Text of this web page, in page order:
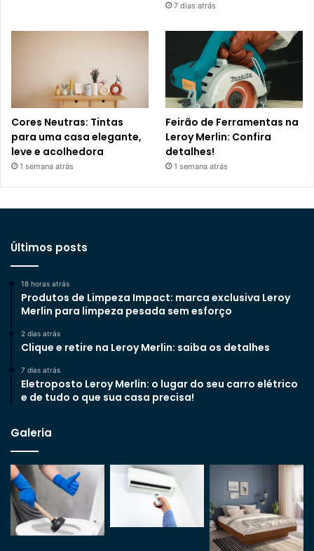
7 dias atrás
Cores Neutras: Tintas
para uma casa elegante,
leve e acolhedora
1 semana atrás
Feirão de Ferramentas na
Leroy Merlin: Confira
detalhes!
1 semana atrás
Últimos posts
18 horas atrás
Produtos de Limpeza Impact: marca exclusiva Leroy
Merlin para limpeza pesada sem esforço
2 dias atrás
Clique e retire na Leroy Merlin: saiba os detalhes
7 dias atrás
Eletroposto Leroy Merlin: o lugar do seu carro elétrico
e de tudo o que sua casa precisa!
Galeria